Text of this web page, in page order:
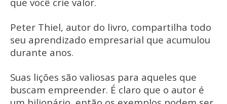
Peter Thiel, autor do livro, compartilha todo
seu aprendizado empresarial que acumulou
durante anos.
Suas lições são valiosas para aqueles que
buscam empreender. É claro que o autor é